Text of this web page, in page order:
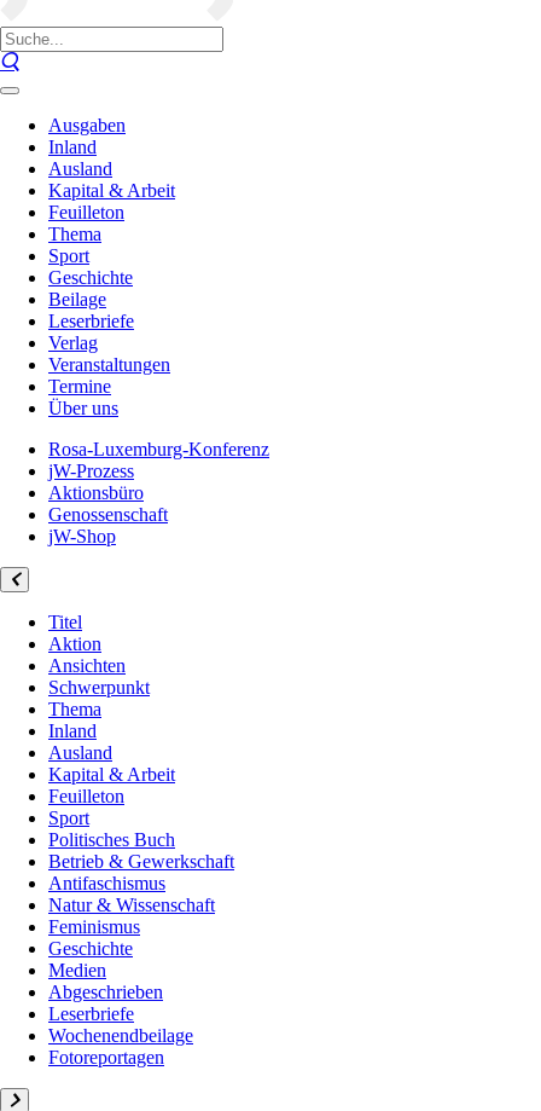
Ausgaben
Inland
Ausland
Kapital & Arbeit
Feuilleton
Thema
Sport
Geschichte
Beilage
Leserbriefe
Verlag
Veranstaltungen
Termine
Über uns
Rosa-Luxemburg-Konferenz
jW-Prozess
Aktionsbüro
Genossenschaft
jW-Shop
Titel
Aktion
Ansichten
Schwerpunkt
Thema
Inland
Ausland
Kapital & Arbeit
Feuilleton
Sport
Politisches Buch
Betrieb & Gewerkschaft
Antifaschismus
Natur & Wissenschaft
Feminismus
Geschichte
Medien
Abgeschrieben
Leserbriefe
Wochenendbeilage
Fotoreportagen